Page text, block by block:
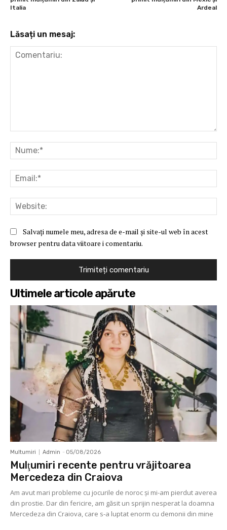
Italia
Ardeal
Lăsați un mesaj:
Salvați numele meu, adresa de e-mail și site-ul web în acest
browser pentru data viitoare i comentariu.
Ultimele articole apărute
Multumiri Admin - 05/08/2026
Mulţumiri recente pentru vrăjitoarea
Mercedeza din Craiova
Am avut mari probleme cu jocurile de noroc şi mi-am pierdut averea
din prostie. Dar din fericire, am găsit un sprijin nesperat la doamna
Mercedeza din Craiova, care s-a luptat enorm cu demonii din mine